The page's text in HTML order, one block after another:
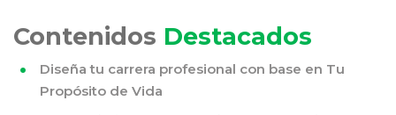
Contenidos Destacados
Diseña tu carrera profesional con base en Tu
Propósito de Vida